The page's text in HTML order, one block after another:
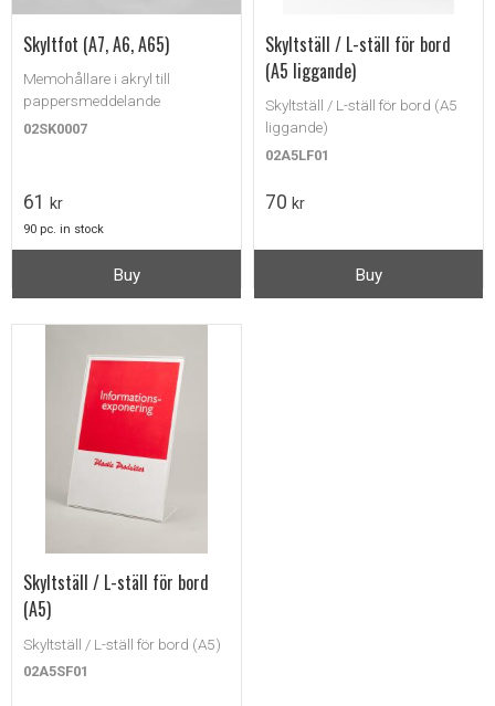
Skyltfot (A7, A6, A65)
Memohållare i akryl till
pappersmeddelande
02SK0007
61 kr
90 pc. in stock
Buy
Skyltställ / L-ställ för bord
(A5 liggande)
Skyltställ / L-ställ för bord (A5
liggande)
02A5LF01
70 kr
Buy
Skyltställ / L-ställ för bord
(A5)
Skyltställ / L-ställ för bord (A5)
02A5SF01